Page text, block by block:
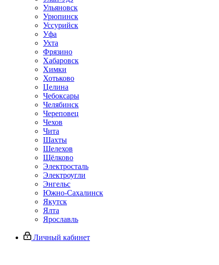
Ульяновск
Урюпинск
Уссурийск
Уфа
Ухта
Фрязино
Хабаровск
Химки
Хотьково
Целина
Чебоксары
Челябинск
Череповец
Чехов
Чита
Шахты
Шелехов
Щёлково
Электросталь
Электроугли
Энгельс
Южно-Сахалинск
Якутск
Ялта
Ярославль
Личный кабинет